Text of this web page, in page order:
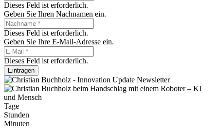
Dieses Feld ist erforderlich.
Geben Sie Ihren Nachnamen ein.
Dieses Feld ist erforderlich.
Geben Sie Ihre E-Mail-Adresse ein.
Dieses Feld ist erforderlich.
Eintragen
Tage
Stunden
Minuten